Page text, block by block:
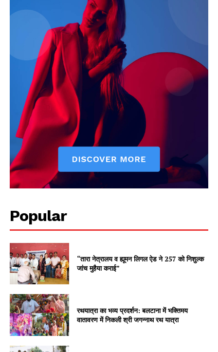
Popular
“तारा नेत्रालय व ह्यूमन लिगल ऐड ने 257 को निशुल्क
जांच मुहैया कराई”
रथयात्रा का भव्य प्रदर्शन: बलटाना में भक्तिमय
वातावरण में निकली श्री जगन्नाथ रथ यात्रा